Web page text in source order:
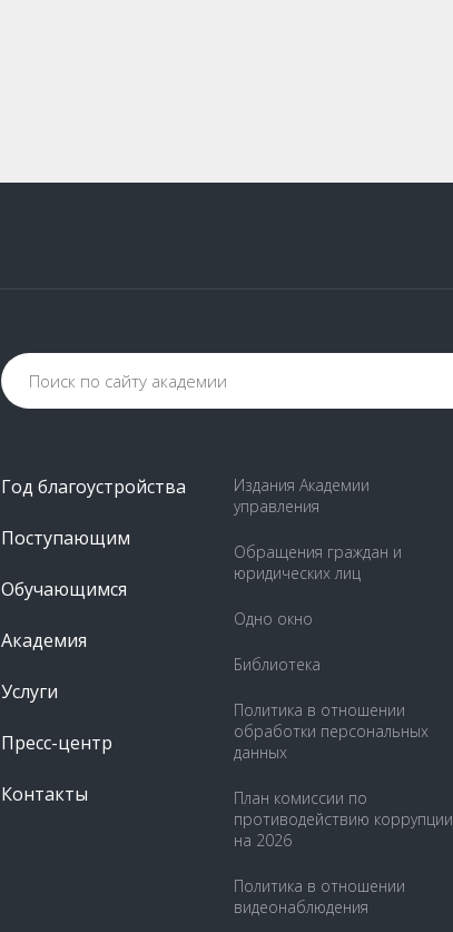
Год благоустройства
Поступающим
Обучающимся
Академия
Услуги
Пресс-центр
Контакты
Издания Академии
управления
Обращения граждан и
юридических лиц
Одно окно
Библиотека
Политика в отношении
обработки персональных
данных
План комиссии по
противодействию коррупции
на 2026
Политика в отношении
видеонаблюдения